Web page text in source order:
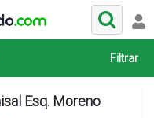
Filtrar
Esq. Moreno